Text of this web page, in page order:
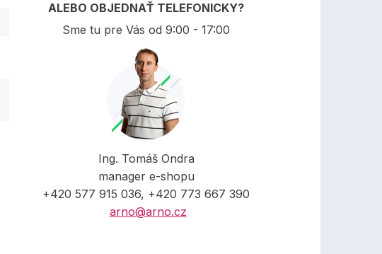
ALEBO OBJEDNAŤ TELEFONICKY?
Sme tu pre Vás od 9:00 - 17:00
Ing. Tomáš Ondra
manager e-shopu
+420 577 915 036, +420 773 667 390
arno@arno.cz